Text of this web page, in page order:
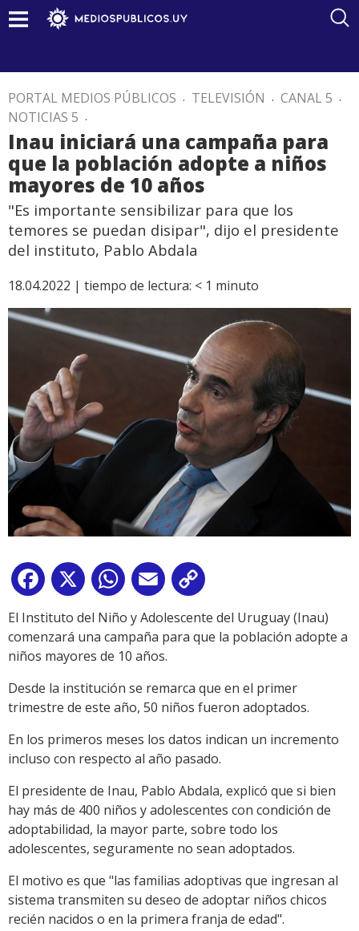
PORTAL MEDIOS PÚBLICOS . TELEVISIÓN . CANAL 5 .
NOTICIAS 5 .
Inau iniciará una campaña para
que la población adopte a niños
mayores de 10 años
"Es importante sensibilizar para que los
temores se puedan disipar", dijo el presidente
del instituto, Pablo Abdala
18.04.2022 | tiempo de lectura: < 1 minuto
Facebook
X WhatsApp
Email
Link
El Instituto del Niño y Adolescente del Uruguay (Inau)
comenzará una campaña para que la población adopte a
niños mayores de 10 años.
Desde la institución se remarca que en el primer
trimestre de este año, 50 niños fueron adoptados.
En los primeros meses los datos indican un incremento
incluso con respecto al año pasado.
El presidente de Inau, Pablo Abdala, explicó que si bien
hay más de 400 niños y adolescentes con condición de
adoptabilidad, la mayor parte, sobre todo los
adolescentes, seguramente no sean adoptados.
El motivo es que "las familias adoptivas que ingresan al
sistema transmiten su deseo de adoptar niños chicos
recién nacidos o en la primera franja de edad".